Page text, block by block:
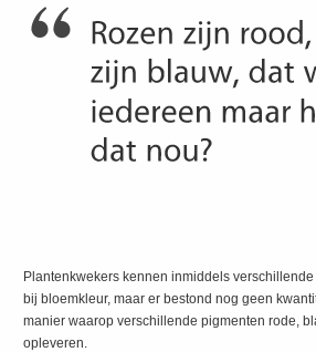
Plantenkwekers kennen inmiddels
bij bloemkleur, maar er bestond nog geen
manier waarop verschillende pigmenten rode,
opleveren.